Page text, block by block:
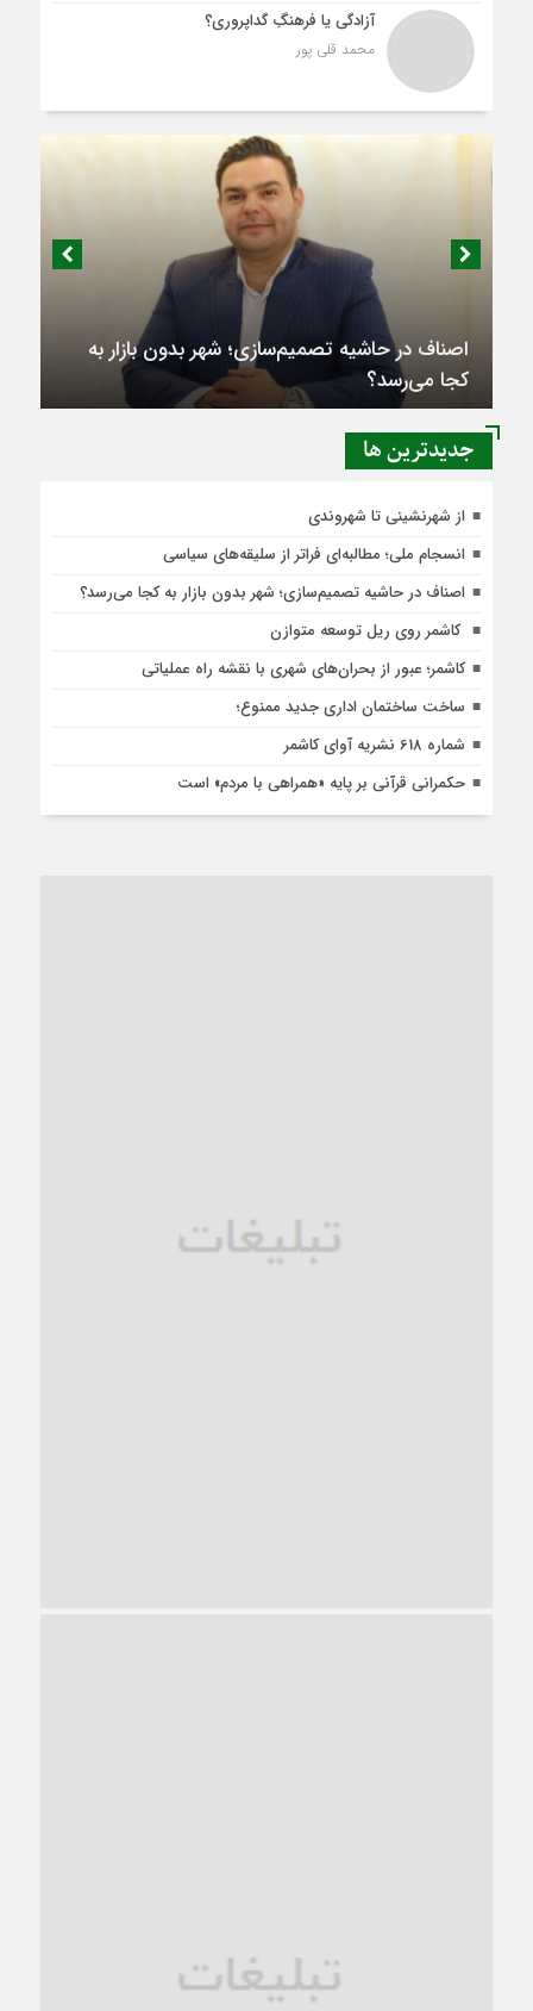
آزادگی یا فرهنگِ گداپروری؟
محمد قلی پور
اصناف در حاشیه تصمیم‌سازی؛ شهر بدون بازار به
کجا می‌رسد؟
جديدترين ها
از شهرنشینی تا شهروندی
انسجام ملی؛ مطالبه‌ای فراتر از سلیقه‌های سیاسی
اصناف در حاشیه تصمیم‌سازی؛ شهر بدون بازار به کجا می‌رسد؟
کاشمر روی ریل توسعه متوازن
کاشمر؛ عبور از بحران‌های شهری با نقشه راه عملیاتی
ساخت ساختمان اداری جدید ممنوع؛
شماره 618 نشریه آوای کاشمر
حکمرانی قرآنی بر پایه «همراهی با مردم» است